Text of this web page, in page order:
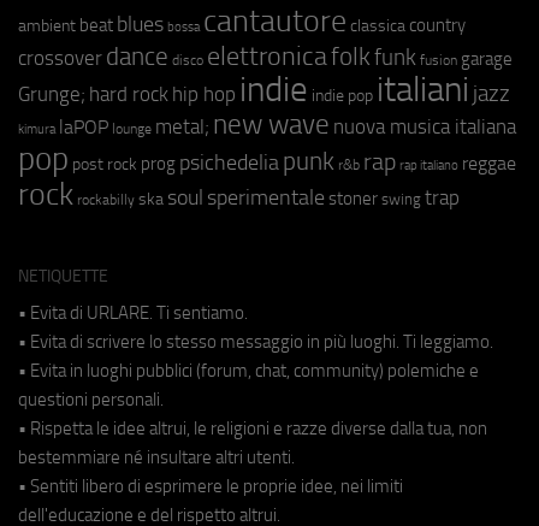
ambient beat blues bossa cantautore classica country
crossover dance disco elettronicafolkfunk fusion garage
Grunge; hard rock hip hop indie indie pop italiani jazz
kimura laPOP lounge metal; new wave nuova musica italiana
pop post rock prog psichedeliapunk r&b rap rap italiano reggae
rock rockabilly ska soul sperimentale stoner swing trap
NETIQUETTE
• Evita di URLARE. Ti sentiamo.
• Evita di scrivere lo stesso messaggio in più luoghi. Ti leggiamo.
• Evita in luoghi pubblici (forum, chat, community) polemiche e
questioni personali.
• Rispetta le idee altrui, le religioni e razze diverse dalla tua, non
bestemmiare né insultare altri utenti.
• Sentiti libero di esprimere le proprie idee, nei limiti
dell'educazione e del rispetto altrui.